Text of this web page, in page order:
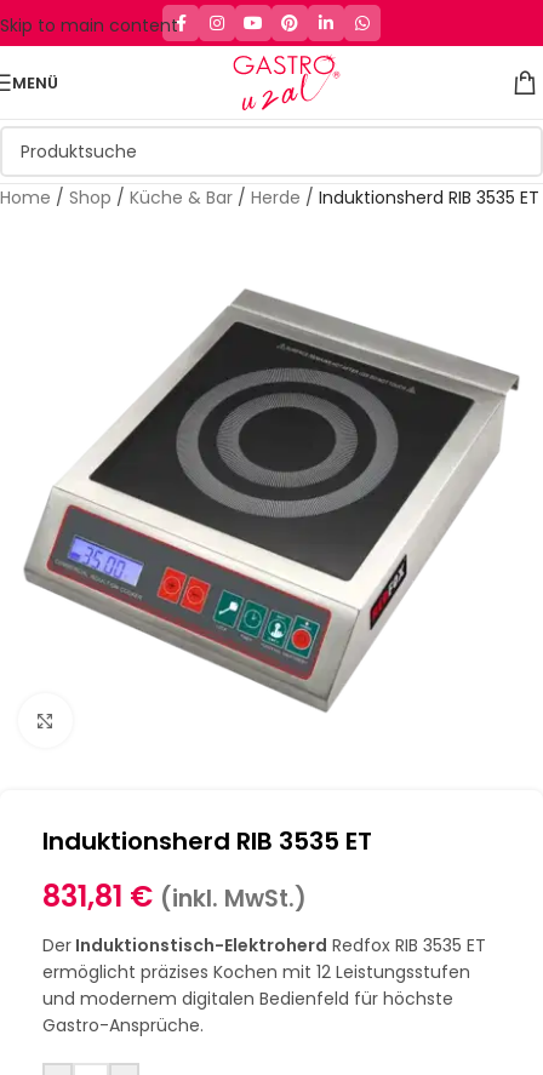
Skip to main content
MENÜ
Home / Shop / Küche & Bar / Herde / Induktionsherd RIB 3535 ET
Induktionsherd RIB 3535 ET
831,81 € (inkl. MwSt.)
Der Induktionstisch-Elektroherd Redfox RIB 3535 ET
ermöglicht präzises Kochen mit 12 Leistungsstufen
und modernem digitalen Bedienfeld für höchste
Gastro-Ansprüche.